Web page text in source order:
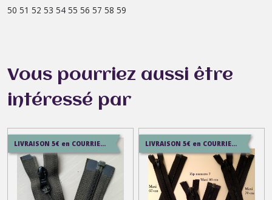
50 51 52 53 54 55 56 57 58 59
Vous pourriez aussi être
intéressé par
LIVRAISON 5€ en COURRIER SUIVI , 7.5€ en SERVICE+ , 12.9€ en COLISSIMO LIVRAISON 5€ en COURRIER SUIVI , 7.5€ en SERVICE+ , 12.9€ en COLISSIMO